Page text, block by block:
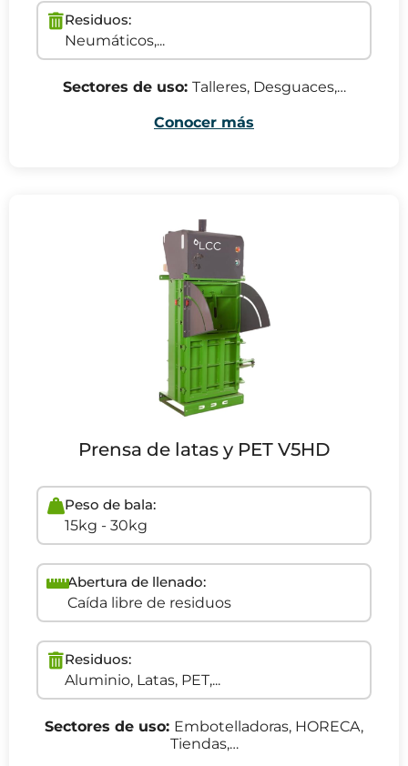
Residuos:
Neumáticos,...
Sectores de uso: Talleres, Desguaces,…
Conocer más
Prensa de latas y PET V5HD
Peso de bala:
15kg - 30kg
Abertura de llenado:
Caída libre de residuos
Residuos:
Aluminio, Latas, PET,...
Sectores de uso: Embotelladoras, HORECA,
Tiendas,…